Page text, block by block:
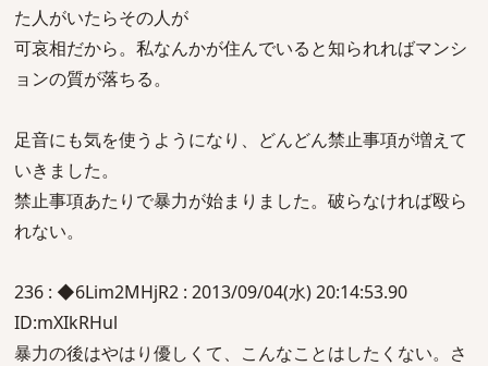
た人がいたらその人が
可哀相だから。私なんかが住んでいると知られればマンシ
ョンの質が落ちる。
足音にも気を使うようになり、どんどん禁止事項が増えて
いきました。
禁止事項あたりで暴力が始まりました。破らなければ殴ら
れない。
236 : ◆6Lim2MHjR2 : 2013/09/04(水) 20:14:53.90
ID:mXIkRHul
暴力の後はやはり優しくて、こんなことはしたくない。さ